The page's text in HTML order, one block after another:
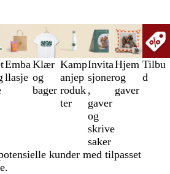
Emba
llasje
Klær
og
bager
Kamp
anjep
roduk
ter
Invita
sjoner
,
gaver
og
skrive
saker
Hjem
og
gaver
Tilbu
d
kunder med tilpasset